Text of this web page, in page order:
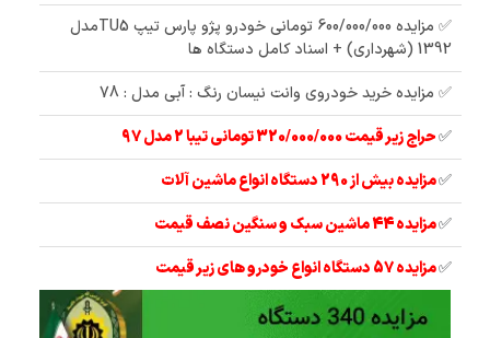
✅ مزایده 600/000/000 تومانی خودرو پژو پارس تیپ TU5مدل
1392 (شهرداری) + اسناد کامل دستگاه ها
✅ مزایده خرید خودروی وانت نیسان رنگ : آبی مدل : 78
✅حراج زیر قیمت 320/000/000 تومانی تیبا 2 مدل 97
✅مزایده بیش از 290 دستگاه انواع ماشین آلات
✅مزایده 44 ماشین سبک و سنگین نصف قیمت
✅مزایده 57 دستگاه انواع خودرو های زیر قیمت